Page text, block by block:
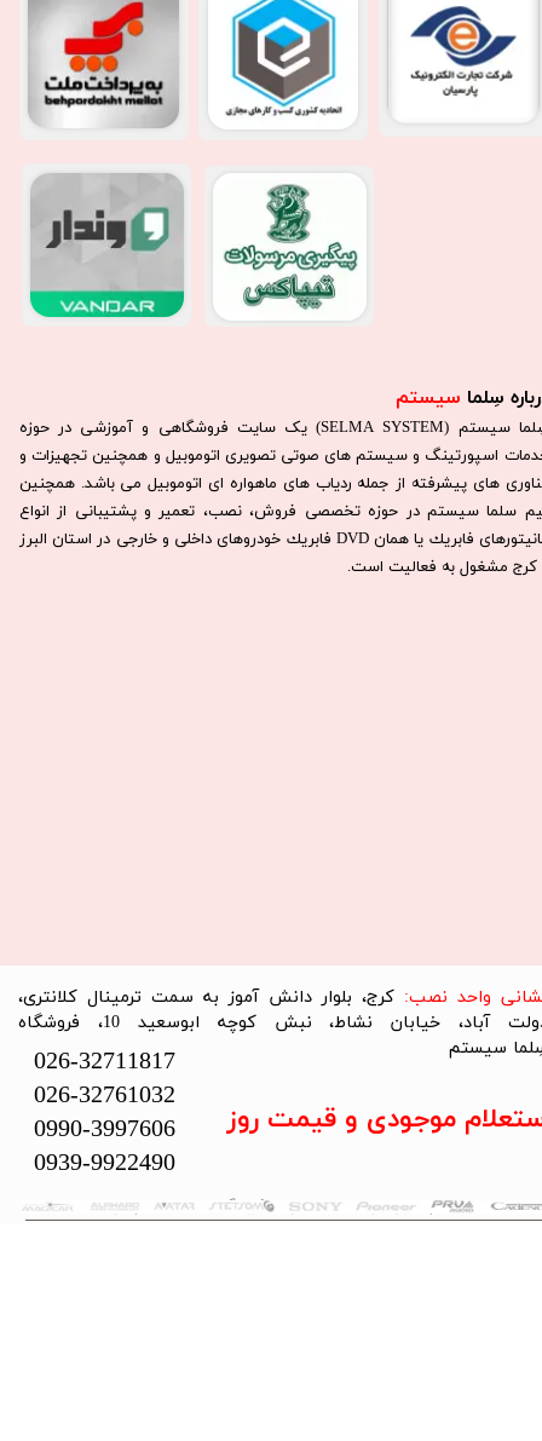
سِلما سیستم​​​​​​​
سِلما سيستم (SELMA SYSTEM) یک سایت فروشگاهی و آموزشی در حوزه
اسپورتینگ و سیستم های صوتی تصویری اتوموبیل و همچنین تجهیزات و
های پیشرفته از جمله ردیاب های ماهواره ای اتوموبیل می باشد. همچنين
سلما سيستم در حوزه تخصصی فروش، نصب، تعمير و پشتيبانی از انواع
مانيتورهای فابريك يا همان DVD فابريك خودروهای داخلی و خارجی در استان البرز
كرج مشغول به فعاليت است.​​​​​​​
تمام حقوق این سایت متعلق به فروشگاه سلما سیستم می‌باشد.
واحد نصب: کرج، بلوار دانش آموز به سمت ترمینال کلانتری،
دولت آباد، خیابان نشاط، نبش کوچه ابوسعید 10، فروشگاه
سیستم​​​​​​​
026-32711817
026-32761032
0990-3997606
0939-9922490
موجودی و قیمت روز